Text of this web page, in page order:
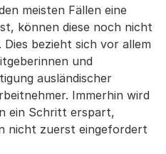
meisten Fällen eine
können diese noch nicht
bezieht sich vor allem
und
ausländischer
Immerhin wird
ein Schritt erspart,
nicht zuerst eingefordert